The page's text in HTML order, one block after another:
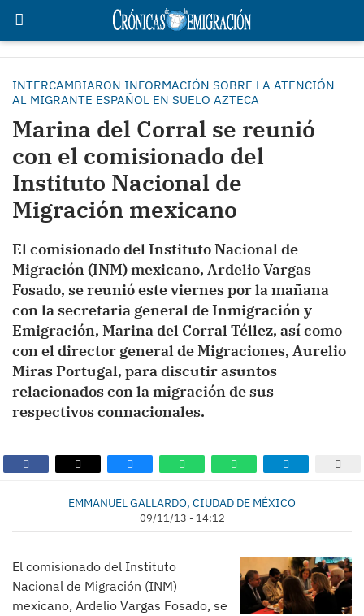
INTERCAMBIARON INFORMACIÓN SOBRE LA ATENCIÓN
AL MIGRANTE ESPAÑOL EN SUELO AZTECA
Marina del Corral se reunió
con el comisionado del
Instituto Nacional de
Migración mexicano
El comisionado del Instituto Nacional de
Migración (INM) mexicano, Ardelio Vargas
Fosado, se reunió este viernes por la mañana
con la secretaria general de Inmigración y
Emigración, Marina del Corral Téllez, así como
con el director general de Migraciones, Aurelio
Miras Portugal, para discutir asuntos
relacionados con la migración de sus
respectivos connacionales.
EMMANUEL GALLARDO, CIUDAD DE MÉXICO
09/11/13 - 14:12
El comisionado del Instituto
Nacional de Migración (INM)
mexicano, Ardelio Vargas Fosado, se